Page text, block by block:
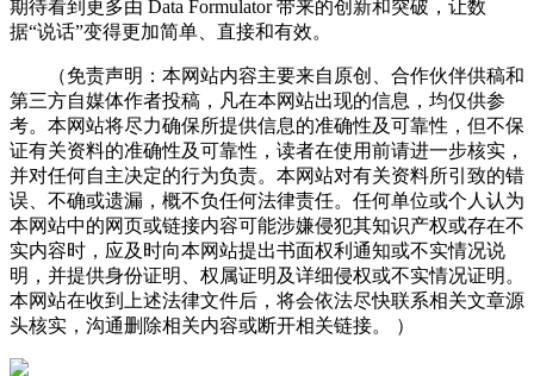
期待看到更多由 Data Formulator 带来的创新和突破，让数
据“说话”变得更加简单、直接和有效。
（免责声明：本网站内容主要来自原创、合作伙伴供稿和
第三方自媒体作者投稿，凡在本网站出现的信息，均仅供参
考。本网站将尽力确保所提供信息的准确性及可靠性，但不保
证有关资料的准确性及可靠性，读者在使用前请进一步核实，
并对任何自主决定的行为负责。本网站对有关资料所引致的错
误、不确或遗漏，概不负任何法律责任。任何单位或个人认为
本网站中的网页或链接内容可能涉嫌侵犯其知识产权或存在不
实内容时，应及时向本网站提出书面权利通知或不实情况说
明，并提供身份证明、权属证明及详细侵权或不实情况证明。
本网站在收到上述法律文件后，将会依法尽快联系相关文章源
头核实，沟通删除相关内容或断开相关链接。 ）